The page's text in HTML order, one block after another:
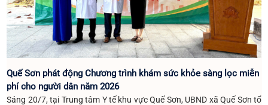
Quế Sơn phát động Chương trình khám sức khỏe sàng lọc miễn
phí cho người dân năm 2026
Sáng 20/7, tại Trung tâm Y tế khu vực Quế Sơn, UBND xã Quế Sơn tổ